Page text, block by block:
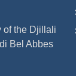
of the Djillali
Bel Abbes